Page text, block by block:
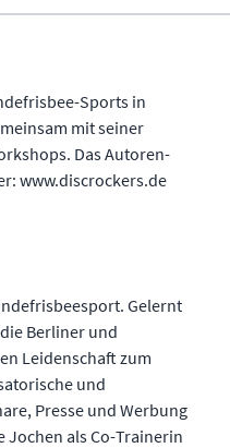
Sports in
mit seiner
Das Autoren-
www.discrockers.de
Gelernt
Berliner und
Leidenschaft zum
und
Presse und Werbung
als Co-Trainerin